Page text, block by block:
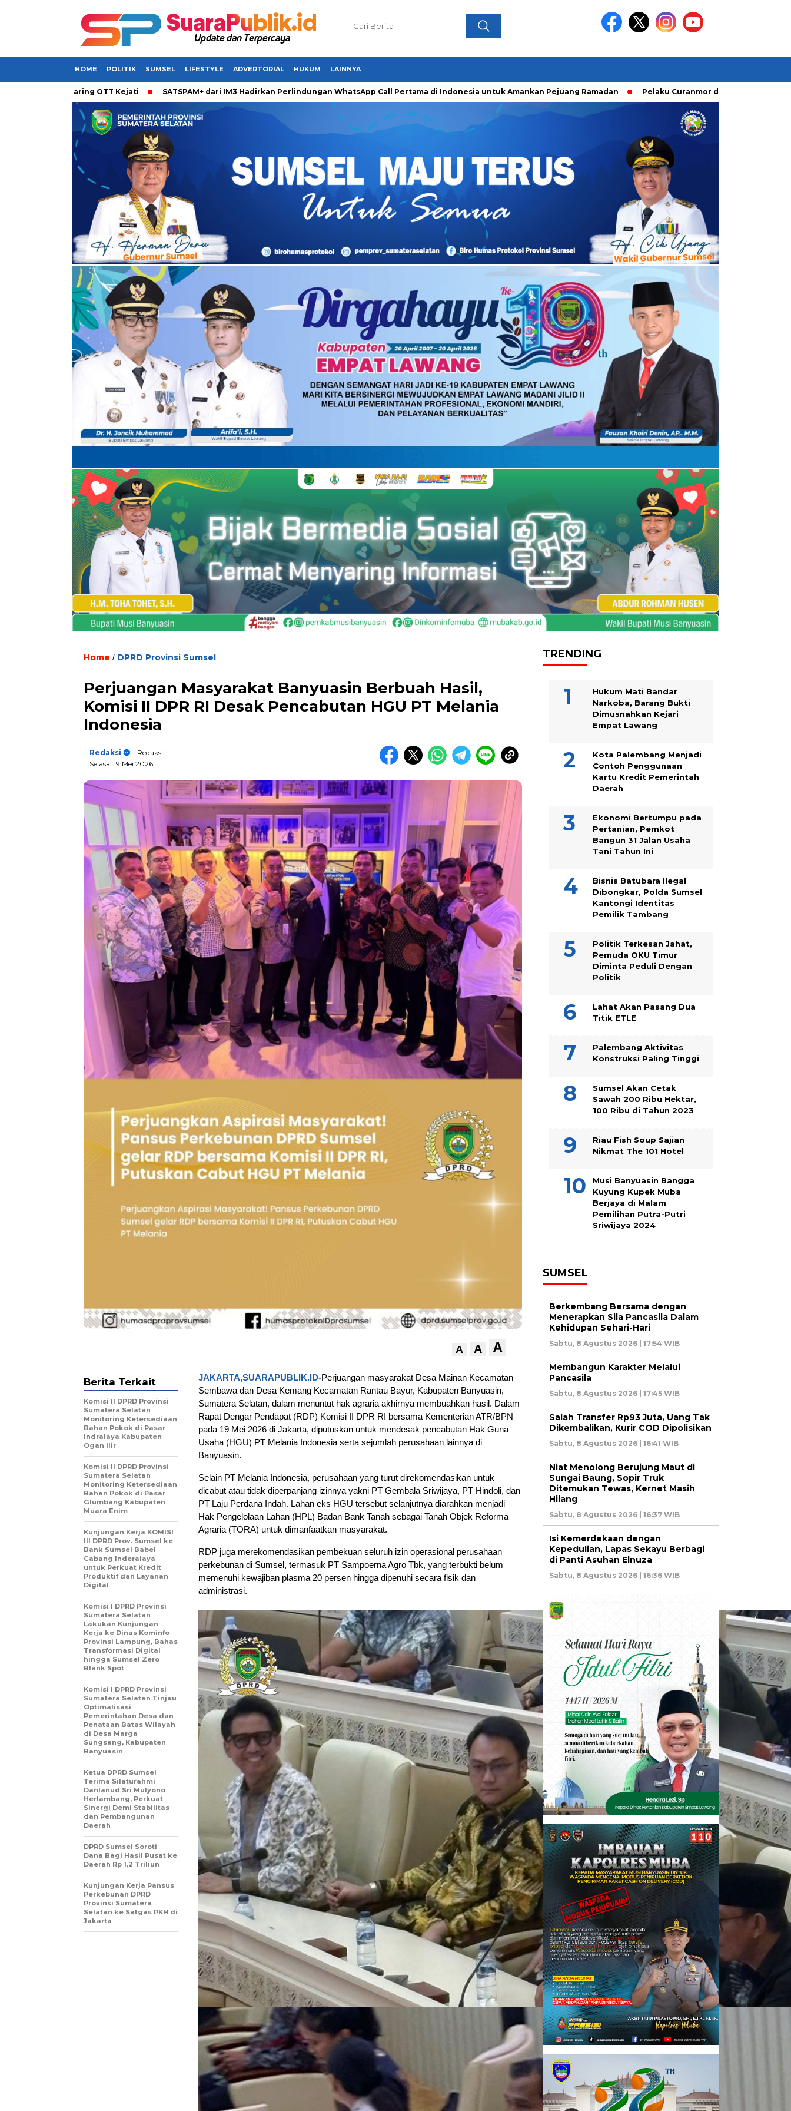
HOME POLITIK SUMSEL LIFESTYLE ADVERTORIAL HUKUM LAINNYA
SATSPAM+ dari IM3 Hadirkan Perlindungan WhatsApp Call Pertama di Indonesia untuk Amankan Pejuang Ramadan Pelaku Curanmor diringkusi Unit Ranmor Polrestabes
Home / DPRD Provinsi Sumsel
Perjuangan Masyarakat Banyuasin Berbuah Hasil,
Komisi II DPR RI Desak Pencabutan HGU PT Melania
Indonesia
Redaksi
- Redaksi
Selasa, 19 Mei 2026
A A A
JAKARTA,SUARAPUBLIK.ID-Perjuangan masyarakat Desa Mainan Kecamatan
Sembawa dan Desa Kemang Kecamatan Rantau Bayur, Kabupaten Banyuasin,
Sumatera Selatan, dalam menuntut hak agraria akhirnya membuahkan hasil. Dalam
Rapat Dengar Pendapat (RDP) Komisi II DPR RI bersama Kementerian ATR/BPN
pada 19 Mei 2026 di Jakarta, diputuskan untuk mendesak pencabutan Hak Guna
Usaha (HGU) PT Melania Indonesia serta sejumlah perusahaan lainnya di
Banyuasin.
Selain PT Melania Indonesia, perusahaan yang turut direkomendasikan untuk
dicabut atau tidak diperpanjang izinnya yakni PT Gembala Sriwijaya, PT Hindoli, dan
PT Laju Perdana Indah. Lahan eks HGU tersebut selanjutnya diarahkan menjadi
Hak Pengelolaan Lahan (HPL) Badan Bank Tanah sebagai Tanah Objek Reforma
Agraria (TORA) untuk dimanfaatkan masyarakat.
RDP juga merekomendasikan pembekuan seluruh izin operasional perusahaan
perkebunan di Sumsel, termasuk PT Sampoerna Agro Tbk, yang terbukti belum
memenuhi kewajiban plasma 20 persen hingga dipenuhi secara fisik dan
administrasi.
Berita Terkait
Komisi II DPRD Provinsi
Sumatera Selatan
Monitoring Ketersediaan
Bahan Pokok di Pasar
Indralaya Kabupaten
Ogan Ilir
Komisi II DPRD Provinsi
Sumatera Selatan
Monitoring Ketersediaan
Bahan Pokok di Pasar
Glumbang Kabupaten
Muara Enim
Kunjungan Kerja KOMISI
III DPRD Prov. Sumsel ke
Bank Sumsel Babel
Cabang Inderalaya
untuk Perkuat Kredit
Produktif dan Layanan
Digital
Komisi I DPRD Provinsi
Sumatera Selatan
Lakukan Kunjungan
Kerja ke Dinas Kominfo
Provinsi Lampung, Bahas
Transformasi Digital
hingga Sumsel Zero
Blank Spot
Komisi I DPRD Provinsi
Sumatera Selatan Tinjau
Optimalisasi
Pemerintahan Desa dan
Penataan Batas Wilayah
di Desa Marga
Sungsang, Kabupaten
Banyuasin
Ketua DPRD Sumsel
Terima Silaturahmi
Danlanud Sri Mulyono
Herlambang, Perkuat
Sinergi Demi Stabilitas
dan Pembangunan
Daerah
DPRD Sumsel Soroti
Dana Bagi Hasil Pusat ke
Daerah Rp 1,2 Triliun
Kunjungan Kerja Pansus
Perkebunan DPRD
Provinsi Sumatera
Selatan ke Satgas PKH di
Jakarta
TRENDING
Hukum Mati Bandar
Narkoba, Barang Bukti
Dimusnahkan Kejari
Empat Lawang
Kota Palembang Menjadi
Contoh Penggunaan
Kartu Kredit Pemerintah
Daerah
Ekonomi Bertumpu pada
Pertanian, Pemkot
Bangun 31 Jalan Usaha
Tani Tahun Ini
Bisnis Batubara Ilegal
Dibongkar, Polda Sumsel
Kantongi Identitas
Pemilik Tambang
Politik Terkesan Jahat,
Pemuda OKU Timur
Diminta Peduli Dengan
Politik
Lahat Akan Pasang Dua
Titik ETLE
Palembang Aktivitas
Konstruksi Paling Tinggi
Sumsel Akan Cetak
Sawah 200 Ribu Hektar,
100 Ribu di Tahun 2023
Riau Fish Soup Sajian
Nikmat The 101 Hotel
Musi Banyuasin Bangga
Kuyung Kupek Muba
Berjaya di Malam
Pemilihan Putra-Putri
Sriwijaya 2024
SUMSEL
Berkembang Bersama dengan
Menerapkan Sila Pancasila Dalam
Kehidupan Sehari-Hari
Sabtu, 8 Agustus 2026 | 17:54 WIB
Membangun Karakter Melalui
Pancasila
Sabtu, 8 Agustus 2026 | 17:45 WIB
Salah Transfer Rp93 Juta, Uang Tak
Dikembalikan, Kurir COD Dipolisikan
Sabtu, 8 Agustus 2026 | 16:41 WIB
Niat Menolong Berujung Maut di
Sungai Baung, Sopir Truk
Ditemukan Tewas, Kernet Masih
Hilang
Sabtu, 8 Agustus 2026 | 16:37 WIB
Isi Kemerdekaan dengan
Kepedulian, Lapas Sekayu Berbagi
di Panti Asuhan Elnuza
Sabtu, 8 Agustus 2026 | 16:36 WIB